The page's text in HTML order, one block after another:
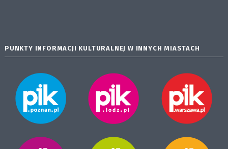
PUNKTY INFORMACJI KULTURALNEJ W INNYCH MIASTACH